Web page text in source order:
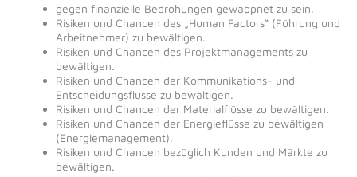
gegen finanzielle Bedrohungen gewappnet zu sein.
Risiken und Chancen des „Human Factors“ (Führung und
Arbeitnehmer) zu bewältigen.
Risiken und Chancen des Projektmanagements zu
bewältigen.
Risiken und Chancen der Kommunikations- und
Entscheidungsflüsse zu bewältigen.
Risiken und Chancen der Materialflüsse zu bewältigen.
Risiken und Chancen der Energieflüsse zu bewältigen
(Energiemanagement).
Risiken und Chancen bezüglich Kunden und Märkte zu
bewältigen.